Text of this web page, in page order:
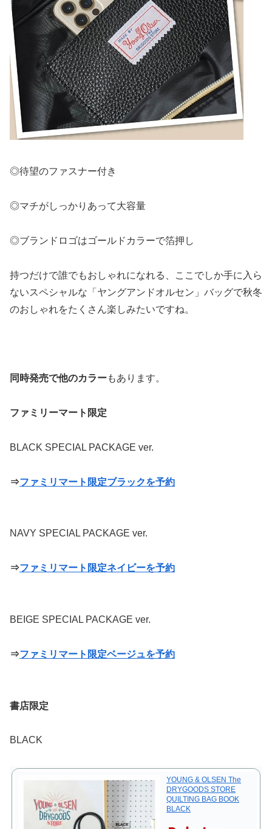
◎待望のファスナー付き
◎マチがしっかりあって大容量
◎ブランドロゴはゴールドカラーで箔押し
持つだけで誰でもおしゃれになれる、ここでしか手に入ら
ないスペシャルな「ヤングアンドオルセン」バッグで秋冬
のおしゃれをたくさん楽しみたいですね。
同時発売で他のカラーもあります。
ファミリーマート限定
BLACK SPECIAL PACKAGE ver.
⇒ファミリマート限定ブラックを予約
NAVY SPECIAL PACKAGE ver.
⇒ファミリマート限定ネイビーを予約
BEIGE SPECIAL PACKAGE ver.
⇒ファミリマート限定ベージュを予約
書店限定
BLACK
YOUNG & OLSEN The
DRYGOODS STORE
QUILTING BAG BOOK
BLACK